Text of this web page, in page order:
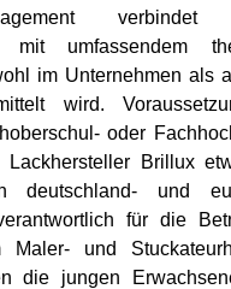
verbindet
mit umfassendem
im Unternehmen als
wird.
oder
Lackhersteller Brillux
deutschland- und
für die
Maler- und
die jungen